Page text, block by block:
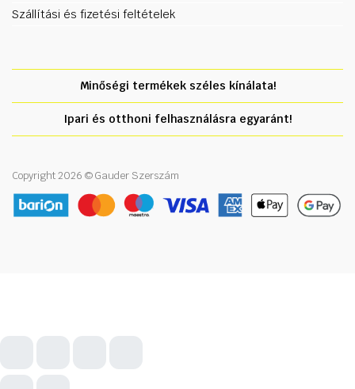
Szállítási és fizetési feltételek
Minőségi termékek széles kínálata!
Ipari és otthoni felhasználásra egyaránt!
Copyright 2026 © Gauder Szerszám